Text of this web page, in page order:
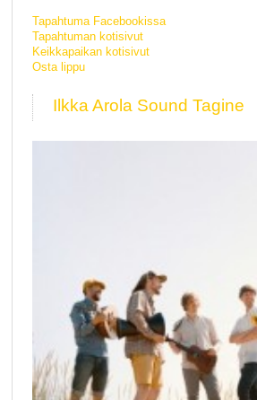
Tapahtuma Facebookissa
Tapahtuman kotisivut
Keikkapaikan kotisivut
Osta lippu
Ilkka Arola Sound Tagine